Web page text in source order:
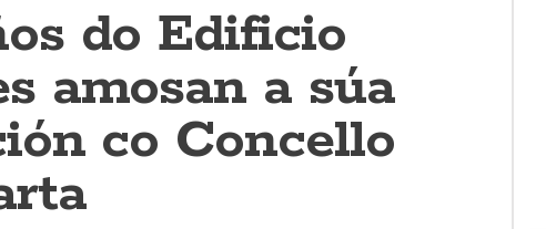
do Edificio
amosan a súa
co Concello